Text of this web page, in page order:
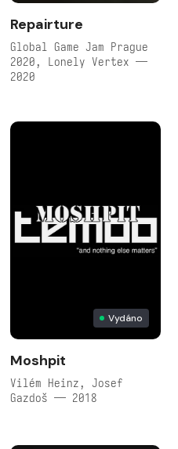
Repairture
Global Game Jam Prague
2020, Lonely Vertex —
2020
Vydáno
Moshpit
Vilém Heinz, Josef
Gazdoš — 2018